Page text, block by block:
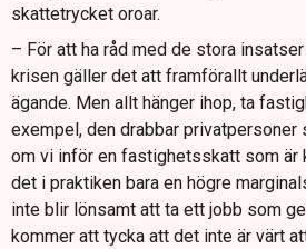
skattetrycket oroar.
– För att ha råd med de stora
krisen gäller det att framförallt
ägande. Men allt hänger ihop, ta
exempel, den drabbar privatpersoner
om vi inför en fastighetsskatt som är
det i praktiken bara en högre
inte blir lönsamt att ta ett jobb som
kommer att tycka att det inte är värt